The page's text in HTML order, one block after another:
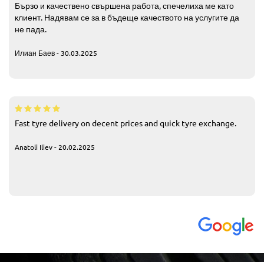
Бързо и качествено свършена работа, спечелиха ме като
клиент. Надявам се за в бъдеще качеството на услугите да
не пада.
Илиан Баев - 30.03.2025
Fast tyre delivery on decent prices and quick tyre exchange.
Anatoli Iliev - 20.02.2025